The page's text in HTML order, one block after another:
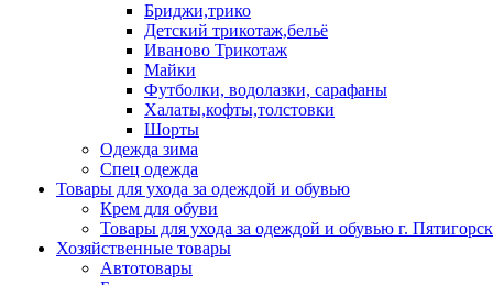
Бриджи,трико
Детский трикотаж,бельё
Иваново Трикотаж
Майки
Футболки, водолазки, сарафаны
Халаты,кофты,толстовки
Шорты
Одежда зима
Спец одежда
Товары для ухода за одеждой и обувью
Крем для обуви
Товары для ухода за одеждой и обувью г. Пятигорск
Хозяйственные товары
Автотовары